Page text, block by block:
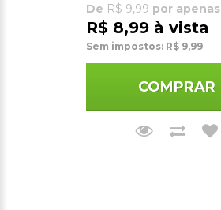
De R$ 9,99 por apenas
R$ 8,99 à vista
Sem impostos: R$ 9,99
COMPRAR